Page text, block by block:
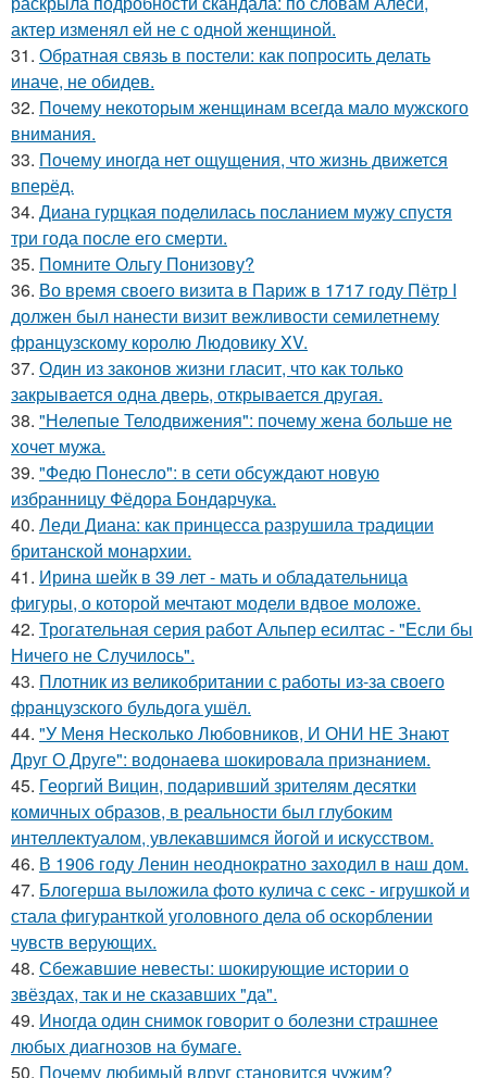
актер изменял ей не с одной женщиной.
31. Обратная связь в постели: как попросить делать
иначе, не обидев.
32. Почему некоторым женщинам всегда мало мужского
внимания.
33. Почему иногда нет ощущения, что жизнь движется
вперёд.
34. Диана гурцкая поделилась посланием мужу спустя
три года после его смерти.
35. Помните Ольгу Понизову?
36. Во время своего визита в Париж в 1717 году Пётр I
должен был нанести визит вежливости семилетнему
французскому королю Людовику XV.
37. Один из законов жизни гласит, что как только
закрывается одна дверь, открывается другая.
38. "Нелепые Телодвижения": почему жена больше не
хочет мужа.
39. "Федю Понесло": в сети обсуждают новую
избранницу Фёдора Бондарчука.
40. Леди Диана: как принцесса разрушила традиции
британской монархии.
41. Ирина шейк в 39 лет - мать и обладательница
фигуры, о которой мечтают модели вдвое моложе.
42. Трогательная серия работ Альпер есилтас - "Если бы
Ничего не Случилось".
43. Плотник из великобритании с работы из-за своего
французского бульдога ушёл.
44. "У Меня Несколько Любовников, И ОНИ НЕ Знают
Друг О Друге": водонаева шокировала признанием.
45. Георгий Вицин, подаривший зрителям десятки
комичных образов, в реальности был глубоким
интеллектуалом, увлекавшимся йогой и искусством.
46. В 1906 году Ленин неоднократно заходил в наш дом.
47. Блогерша выложила фото кулича с секс - игрушкой и
стала фигуранткой уголовного дела об оскорблении
чувств верующих.
48. Сбежавшие невесты: шокирующие истории о
звёздах, так и не сказавших "да".
49. Иногда один снимок говорит о болезни страшнее
любых диагнозов на бумаге.
50. Почему любимый вдруг становится чужим?